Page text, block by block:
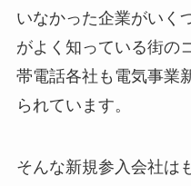
いなかった企業がいく
がよく知っている街の
帯電話各社も電気事業
られています。
そんな新規参入会社は